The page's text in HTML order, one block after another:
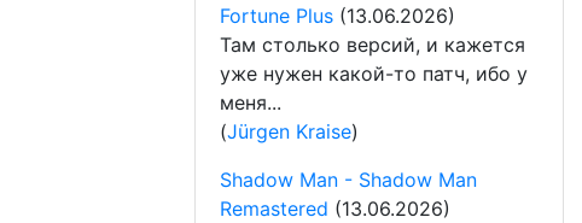
Fortune Plus (13.06.2026)
Там столько версий, и кажется
уже нужен какой-то патч, ибо у
меня...
(Jürgen Kraise)
Shadow Man - Shadow Man
Remastered (13.06.2026)